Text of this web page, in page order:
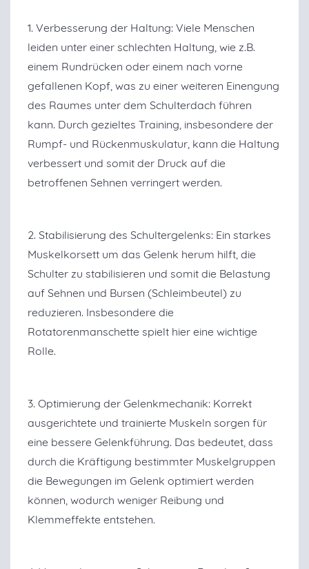
1. Verbesserung der Haltung: Viele Menschen
leiden unter einer schlechten Haltung, wie z.B.
einem Rundrücken oder einem nach vorne
gefallenen Kopf, was zu einer weiteren Einengung
des Raumes unter dem Schulterdach führen
kann. Durch gezieltes Training, insbesondere der
Rumpf- und Rückenmuskulatur, kann die Haltung
verbessert und somit der Druck auf die
betroffenen Sehnen verringert werden.
2. Stabilisierung des Schultergelenks: Ein starkes
Muskelkorsett um das Gelenk herum hilft, die
Schulter zu stabilisieren und somit die Belastung
auf Sehnen und Bursen (Schleimbeutel) zu
reduzieren. Insbesondere die
Rotatorenmanschette spielt hier eine wichtige
Rolle.
3. Optimierung der Gelenkmechanik: Korrekt
ausgerichtete und trainierte Muskeln sorgen für
eine bessere Gelenkführung. Das bedeutet, dass
durch die Kräftigung bestimmter Muskelgruppen
die Bewegungen im Gelenk optimiert werden
können, wodurch weniger Reibung und
Klemmeffekte entstehen.